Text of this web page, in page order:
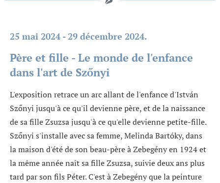
25 mai 2024 - 29 décembre 2024.
Père et fille - Le monde de l'enfance
dans l'art de Szőnyi
L'exposition retrace un arc allant de l'enfance d'István
Szőnyi jusqu'à ce qu'il devienne père, et de la naissance
de sa fille Zsuzsa jusqu'à ce qu'elle devienne petite-fille.
Szőnyi s'installe avec sa femme, Melinda Bartóky, dans
la maison d'été de son beau-père à Zebegény en 1924 et
la même année naît sa fille Zsuzsa, suivie deux ans plus
tard par son fils Péter. C'est à Zebegény que la peinture